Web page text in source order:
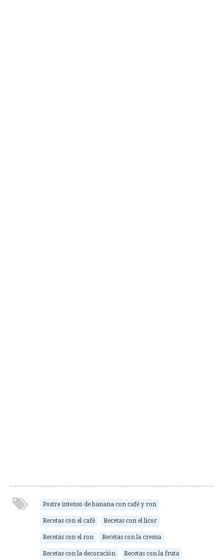
Postre intenso de banana con café y ron
Recetas con el café Recetas con el licor
Recetas con el ron Recetas con la crema
Recetas con la decoración Recetas con la fruta